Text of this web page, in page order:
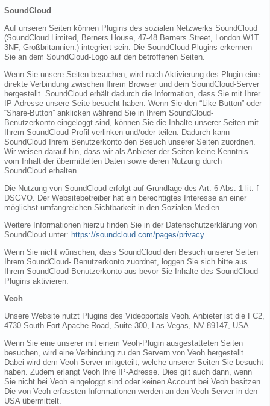
SoundCloud
Auf unseren Seiten können Plugins des sozialen Netzwerks SoundCloud
(SoundCloud Limited, Berners House, 47-48 Berners Street, London W1T
3NF, Großbritannien.) integriert sein. Die SoundCloud-Plugins erkennen
Sie an dem SoundCloud-Logo auf den betroffenen Seiten.
Wenn Sie unsere Seiten besuchen, wird nach Aktivierung des Plugin eine
direkte Verbindung zwischen Ihrem Browser und dem SoundCloud-Server
hergestellt. SoundCloud erhält dadurch die Information, dass Sie mit Ihrer
IP-Adresse unsere Seite besucht haben. Wenn Sie den “Like-Button” oder
“Share-Button” anklicken während Sie in Ihrem SoundCloud-
Benutzerkonto eingeloggt sind, können Sie die Inhalte unserer Seiten mit
Ihrem SoundCloud-Profil verlinken und/oder teilen. Dadurch kann
SoundCloud Ihrem Benutzerkonto den Besuch unserer Seiten zuordnen.
Wir weisen darauf hin, dass wir als Anbieter der Seiten keine Kenntnis
vom Inhalt der übermittelten Daten sowie deren Nutzung durch
SoundCloud erhalten.
Die Nutzung von SoundCloud erfolgt auf Grundlage des Art. 6 Abs. 1 lit. f
DSGVO. Der Websitebetreiber hat ein berechtigtes Interesse an einer
möglichst umfangreichen Sichtbarkeit in den Sozialen Medien.
Weitere Informationen hierzu finden Sie in der Datenschutzerklärung von
SoundCloud unter: https://soundcloud.com/pages/privacy.
Wenn Sie nicht wünschen, dass SoundCloud den Besuch unserer Seiten
Ihrem SoundCloud- Benutzerkonto zuordnet, loggen Sie sich bitte aus
Ihrem SoundCloud-Benutzerkonto aus bevor Sie Inhalte des SoundCloud-
Plugins aktivieren.
Veoh
Unsere Website nutzt Plugins des Videoportals Veoh. Anbieter ist die FC2,
4730 South Fort Apache Road, Suite 300, Las Vegas, NV 89147, USA.
Wenn Sie eine unserer mit einem Veoh-Plugin ausgestatteten Seiten
besuchen, wird eine Verbindung zu den Servern von Veoh hergestellt.
Dabei wird dem Veoh-Server mitgeteilt, welche unserer Seiten Sie besucht
haben. Zudem erlangt Veoh Ihre IP-Adresse. Dies gilt auch dann, wenn
Sie nicht bei Veoh eingeloggt sind oder keinen Account bei Veoh besitzen.
Die von Veoh erfassten Informationen werden an den Veoh-Server in den
USA übermittelt.